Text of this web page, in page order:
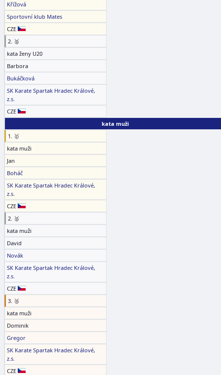
Křížová
Sportovní klub Mates
CZE
2. 🥈
kata ženy U20
Barbora
Bukáčková
SK Karate Spartak Hradec Králové,
z.s.
CZE
kata muži
1. 🥇
kata muži
Jan
Boháč
SK Karate Spartak Hradec Králové,
z.s.
CZE
2. 🥈
kata muži
David
Novák
SK Karate Spartak Hradec Králové,
z.s.
CZE
3. 🥉
kata muži
Dominik
Gregor
SK Karate Spartak Hradec Králové,
z.s.
CZE